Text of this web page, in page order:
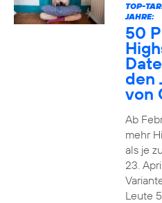
TOP-
JAHRE:
50
den
von
Ab
mehr
als je
23.
Leute